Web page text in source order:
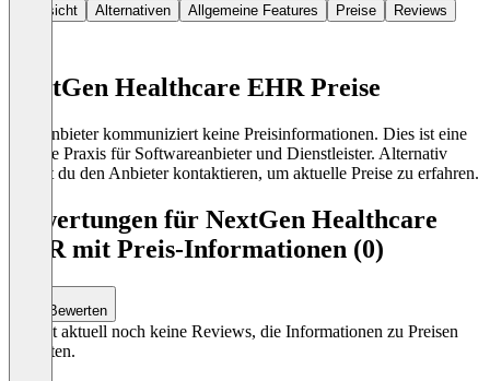
Übersicht Alternativen Allgemeine Features Preise Reviews
NextGen Healthcare EHR Preise
Der Anbieter kommuniziert keine Preisinformationen. Dies ist eine
übliche Praxis für Softwareanbieter und Dienstleister. Alternativ
kannst du den Anbieter kontaktieren, um aktuelle Preise zu erfahren.
Bewertungen für NextGen Healthcare
EHR mit Preis-Informationen (0)
Bewerten
Es gibt aktuell noch keine Reviews, die Informationen zu Preisen
enthalten.